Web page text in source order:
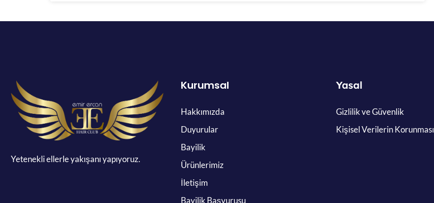
Yetenekli ellerle yakışanı yapıyoruz.
Kurumsal
Hakkımızda
Duyurular
Bayilik
Ürünlerimiz
İletişim
Bayilik Başvurusu
Yasal
Gizlilik ve Güvenlik
Kişisel Verilerin Korunması